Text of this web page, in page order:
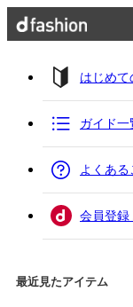
はじめて
ガイド一
よくある
会員登録
最近見たアイテム